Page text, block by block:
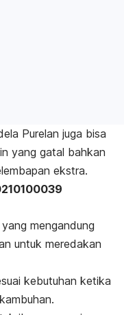
Purelan juga bisa
yang gatal bahkan
ekstra.
mengandung
untuk meredakan
kebutuhan ketika